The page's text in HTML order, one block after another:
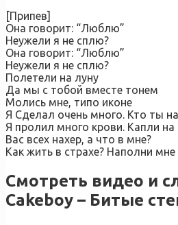
[Припев]
Она говорит: “Люблю”
Неужели я не сплю?
Она говорит: “Люблю”
Неужели я не сплю?
Полетели на луну
Да мы с тобой вместе тонем
Молись мне, типо иконе
Я Сделал очень много. Кто ты
Я пролил много крови. Капли
Вас всех нахер, а что в мне?
Как жить в страхе? Наполни
Смотреть видео и
Cakeboy – Битые